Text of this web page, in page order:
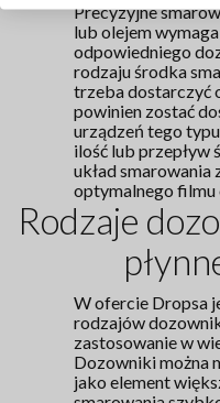
Precyzyjne
lub olejem
odpowiedniego
rodzaju środka
trzeba dostarczyć
powinien zostać
urządzeń tego
ilość lub przepływ
układ smarowania
optymalnego filmu
Rodzaje
W ofercie Dropsa
rodzajów
zastosowanie w
Dozowniki można
jako element